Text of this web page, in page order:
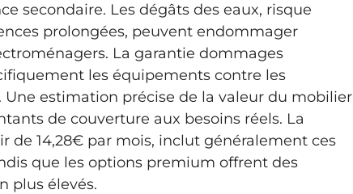
secondaire. Les dégâts des eaux, risque
prolongées, peuvent endommager
La garantie dommages
les équipements contre les
Une estimation précise de la valeur du mobilier
de couverture aux besoins réels. La
de 14,28€ par mois, inclut généralement ces
que les options premium offrent des
plus élevés.